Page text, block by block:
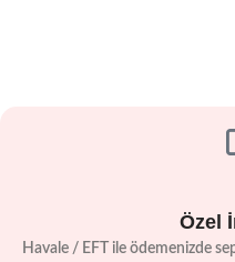
Özel
Havale / EFT ile ödemenizde